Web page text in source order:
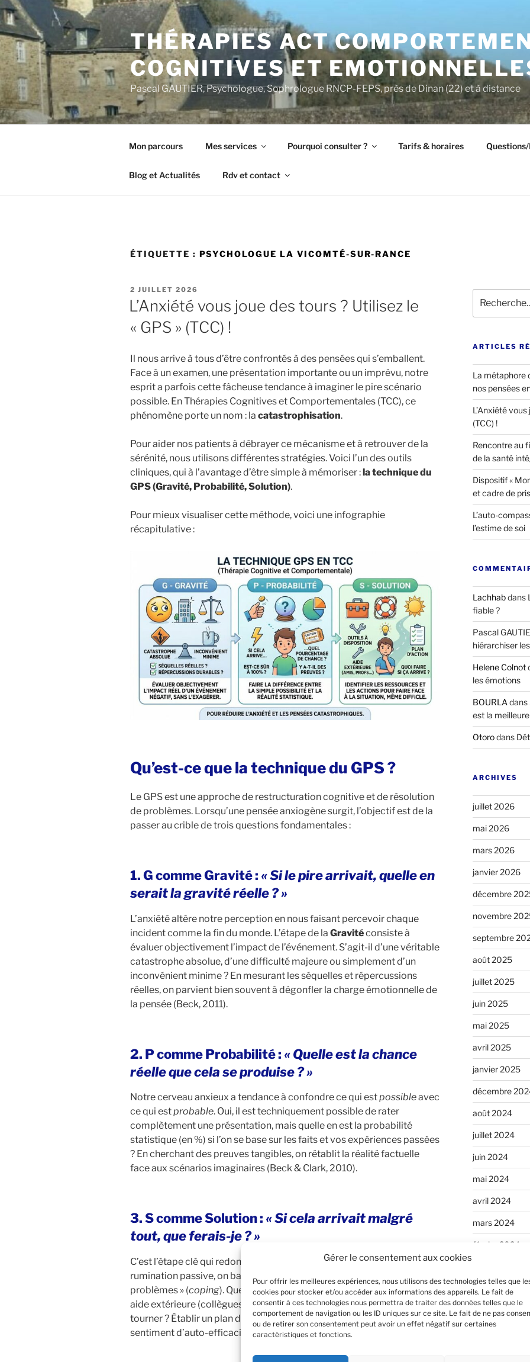
Gérer le consentement aux cookies
Pour offrir les meilleures expériences, nous utilisons des technologies telles que
cookies pour stocker et/ou accéder aux informations des appareils. Le fait de
consentir à ces technologies nous permettra de traiter des données telles que le
comportement de navigation ou les ID uniques sur ce site. Le fait de ne pas
ou de retirer son consentement peut avoir un effet négatif sur certaines
caractéristiques et fonctions.
Aller
au
contenu
principal
THÉRAPIES ACT
COGNITIVES ET
Pascal GAUTIER, Psychologue, Sophrologue RNCP-FEPS, près de Dinan (22) et à distance
Mon parcours Mes services Pourquoi consulter ? Tarifs & horaires Questions/
Blog et Actualités Rdv et contact
ÉTIQUETTE : PSYCHOLOGUE LA VICOMTÉ-SUR-RANCE
PUBLIÉ
LE
2 JUILLET 2026
L’Anxiété vous joue des tours ? Utilisez le
« GPS » (TCC) !
Il nous arrive à tous d’être confrontés à des pensées qui s’emballent.
Face à un examen, une présentation importante ou un imprévu, notre
esprit a parfois cette fâcheuse tendance à imaginer le pire scénario
possible. En Thérapies Cognitives et Comportementales (TCC), ce
phénomène porte un nom : la catastrophisation.
Pour aider nos patients à débrayer ce mécanisme et à retrouver de la
sérénité, nous utilisons différentes stratégies. Voici l’un des outils
cliniques, qui à l’avantage d’être simple à mémoriser :la technique du
GPS (Gravité, Probabilité, Solution).
Pour mieux visualiser cette méthode, voici une infographie
récapitulative :
Qu’est-ce que la technique du GPS ?
Le GPS est une approche de restructuration cognitive et de résolution
de problèmes. Lorsqu’une pensée anxiogène surgit, l’objectif est de la
passer au crible de trois questions fondamentales :
1. G comme Gravité : « Si le pire arrivait, quelle en
serait la gravité réelle ? »
L’anxiété altère notre perception en nous faisant percevoir chaque
incident comme la fin du monde. L’étape de la Gravitéconsiste à
évaluer objectivement l’impact de l’événement. S’agit-il d’une véritable
catastrophe absolue, d’une difficulté majeure ou simplement d’un
inconvénient minime ? En mesurant les séquelles et répercussions
réelles, on parvient bien souvent à dégonfler la charge émotionnelle de
la pensée (Beck, 2011).
2. P comme Probabilité : « Quelle est la chance
réelle que cela se produise ? »
Notre cerveau anxieux a tendance à confondre ce qui estpossibleavec
ce qui estprobable. Oui, il est techniquement possible de rater
complètement une présentation, mais quelle en est la probabilité
statistique (en %) si l’on se base sur les faits et vos expériences passées
? En cherchant des preuves tangibles, on rétablit la réalité factuelle
face aux scénarios imaginaires (Beck & Clark, 2010).
3. S comme Solution : « Si cela arrivait malgré
tout, que ferais-je ? »
C’est l’étape clé qui redonne le pouvoir d’agir. Plutôt que de subir la
rumination passive, on bascule en mode « résolution active de
problèmes » (coping). Quels outils sont à votre disposition ? Vers quelle
aide extérieure (collègues, amis, professionnels) pouvez-vous vous
tourner ? Établir un plan d’action concret renforce immédiatement le
sentiment d’auto-efficacité (Bandura, 1977).
pour
:
ARTICLES
La métaphore
nos pensées
L’Anxiété
(TCC) !
Rencontre au
de la santé
Dispositif «
et cadre de
L’auto-
l’estime de soi
Lachhabdans
fiable ?
Pascal
hiérarchiser
Helene Colnot
les émotions
BOURLAdans
est la
Otorodans
ARCHIVES
juillet 2026
mai 2026
mars 2026
janvier 2026
décembre
novembre
septembre
août 2025
juillet 2025
juin 2025
mai 2025
avril 2025
janvier 2025
décembre
août 2024
juillet 2024
juin 2024
mai 2024
avril 2024
mars 2024
février 2024
décembre 2023
novembre